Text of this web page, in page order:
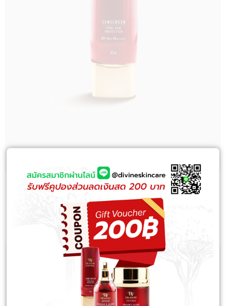
DIVINE SUNSCREEN (Total Sun Protection) SPF50+
PA++++
(0)
฿1,200.00